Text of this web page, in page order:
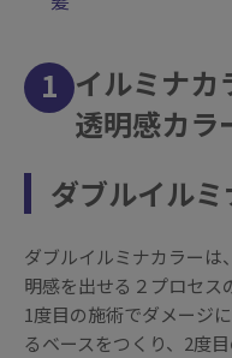
1 イルミナカ
透明感カラ
ダブルイル
ダブルイルミナカラーは
明感を出せる２プロセス
1度目の施術でダメージ
るベースをつくり、2度